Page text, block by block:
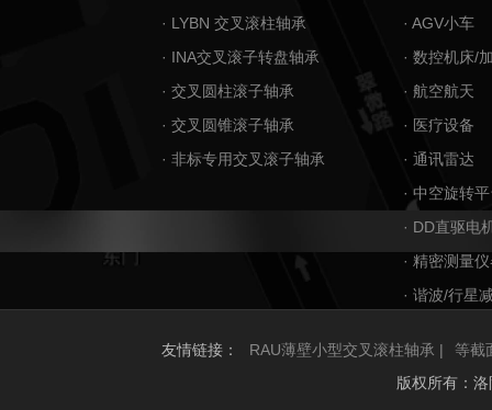
· LYBN 交叉滚柱轴承
· INA交叉滚子转盘轴承
· 交叉圆柱滚子轴承
· 交叉圆锥滚子轴承
· 非标专用交叉滚子轴承
· AGV小车
· 数控机床/
· 航空航天
· 医疗设备
· 通讯雷达
· 中空旋转
· DD直驱电
· 精密测量
· 谐波/行星
友情链接： RAU薄壁小型交叉滚柱轴承 |
等截
版权所有：